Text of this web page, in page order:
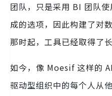
团队，只是采用 BI 团队
成的选项，因此构建了对
那时起，工具已经取得了
如今，像 Moesif 这样的
驱动型组织中的每个人从